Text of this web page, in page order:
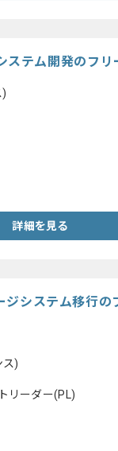
ステム開発のフ
詳細を見る
ジシステム移行
ス)
リーダー(PL)